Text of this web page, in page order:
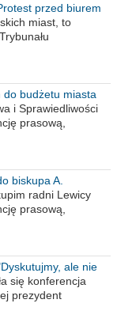
przed biurem
miast, to
do budżetu miasta
i Sprawiedliwości
prasową,
biskupa A.
radni Lewicy
prasową,
ale nie
się konferencja
prezydent